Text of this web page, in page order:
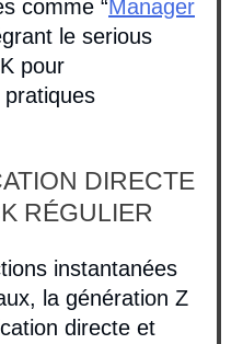
comme “Manager
le serious
pour
DIRECTE
RÉGULIER
instantanées
la génération Z
directe et